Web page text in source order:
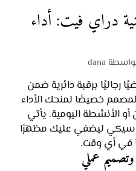
دراي فيت: أداء
dana
رجاليًا برقبة دائرية ضمن
خصيصًا لمنحك الأداء
أو الأنشطة اليومية. يأتي
ليضفي عليك مظهرًا
في أي وقت.
عملي